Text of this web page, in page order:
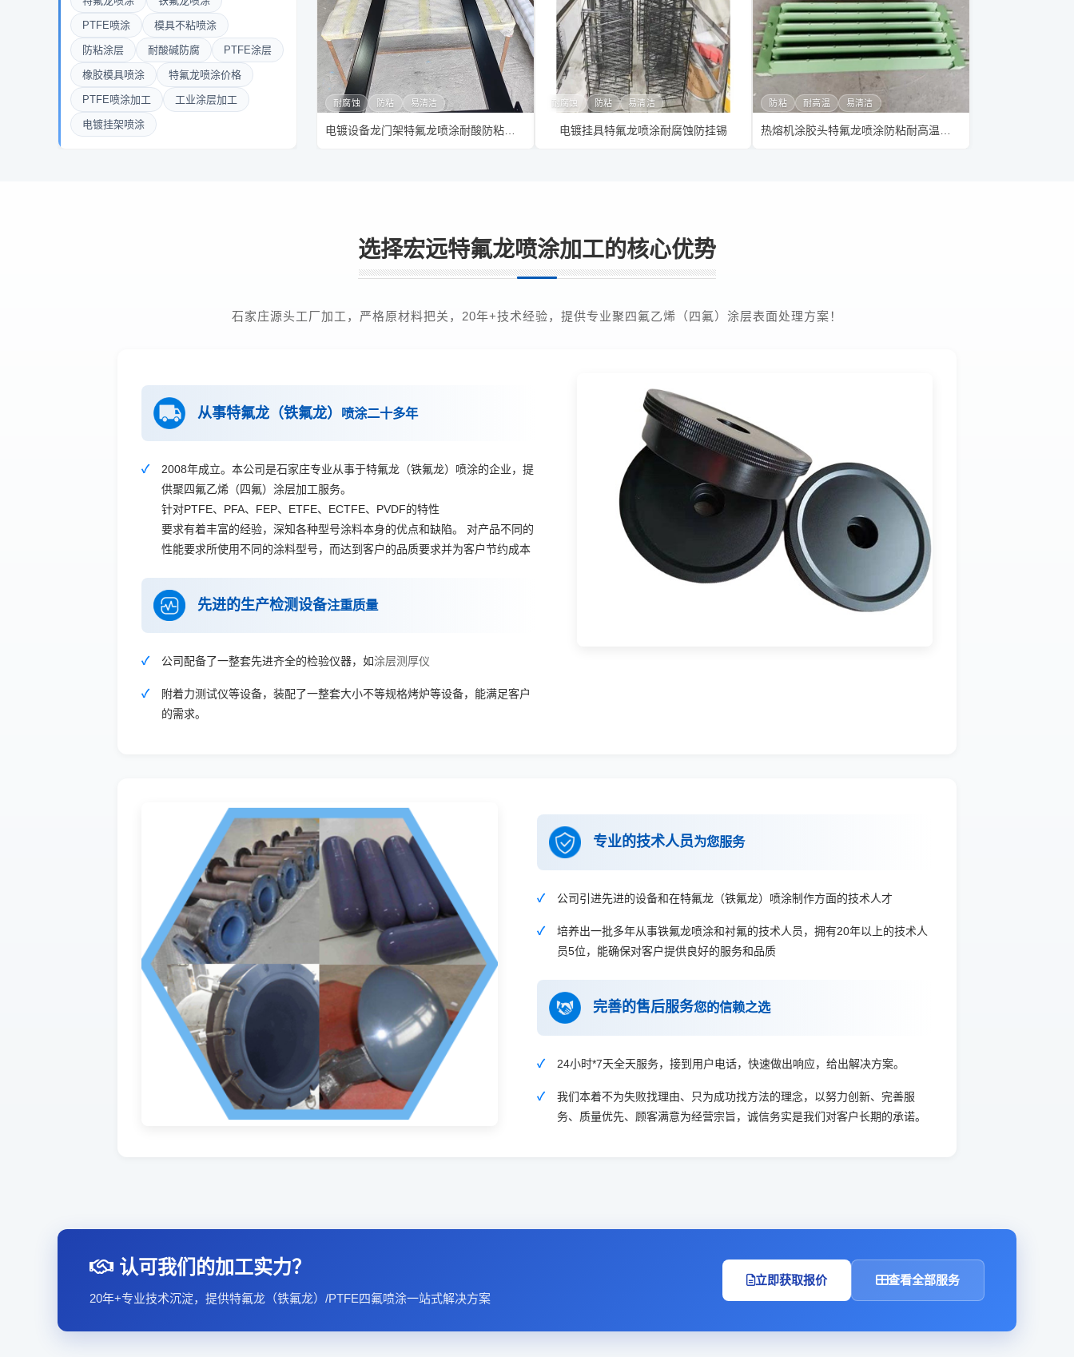
PTFE喷涂 模具不粘喷涂
防粘涂层 耐酸碱防腐 PTFE涂层
橡胶模具喷涂 特氟龙喷涂价格
PTFE喷涂加工 工业涂层加工
电镀挂架喷涂
耐腐蚀 防粘 易清洁
电镀挂具特氟龙喷涂耐腐蚀防挂锡
耐腐蚀 防粘 易清洁 防粘 耐高温 易清洁
选择宏远特氟龙喷涂加工的核心优势
石家庄源头工厂加工，严格原材料把关，20年+技术经验，提供专业聚四氟乙烯（四氟）涂层表面处理方案！
从事特氟龙（铁氟龙） 喷涂二十多年
2008年成立。本公司是石家庄专业从事于特氟龙（铁氟龙）喷涂的企业，提
供聚四氟乙烯（四氟）涂层加工服务。
针对PTFE、PFA、FEP、ETFE、ECTFE、PVDF的特性
要求有着丰富的经验，深知各种型号涂料本身的优点和缺陷。 对产品不同的
性能要求所使用不同的涂料型号，而达到客户的品质要求并为客户节约成本
先进的生产检测设备注重质量
公司配备了一整套先进齐全的检验仪器，如涂层测厚仪
附着力测试仪等设备，装配了一整套大小不等规格烤炉等设备，能满足客户
的需求。
专业的技术人员为您服务
公司引进先进的设备和在特氟龙（铁氟龙）喷涂制作方面的技术人才
培养出一批多年从事铁氟龙喷涂和衬氟的技术人员，拥有20年以上的技术人
员5位，能确保对客户提供良好的服务和品质
完善的售后服务您的信赖之选
24小时*7天全天服务，接到用户电话，快速做出响应，给出解决方案。
我们本着不为失败找理由、只为成功找方法的理念，以努力创新、完善服
务、质量优先、顾客满意为经营宗旨，诚信务实是我们对客户长期的承诺。
认可我们的加工实力？
20年+专业技术沉淀，提供特氟龙（铁氟龙）/PTFE四氟喷涂一站式解决方案
立即获取报价 查看全部服务